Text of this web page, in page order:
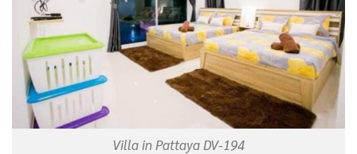
Villa in Pattaya DV-194